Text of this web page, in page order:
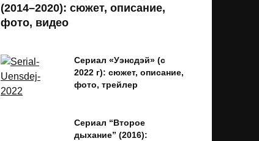
(2014–2020): сюжет, описание,
фото, видео
Сериал «Уэнсдэй» (с
2022 г): сюжет, описание,
фото, трейлер
Сериал “Второе
дыхание” (2016):